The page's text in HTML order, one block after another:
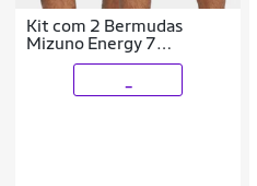
Kit com 2 Bermudas
Mizuno Energy 7
Masculina